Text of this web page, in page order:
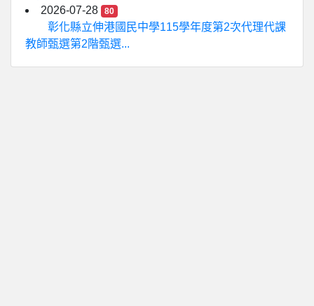
2026-07-28
80
彰化縣立伸港國民中學115學年度第2次代理代課
教師甄選第2階甄選...